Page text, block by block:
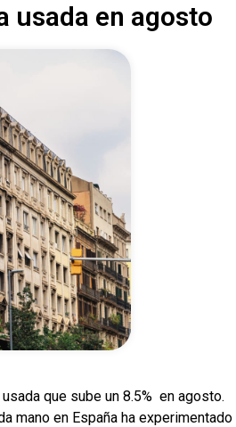
usada en agosto
que sube un 8.5% en agosto.
mano en España ha experimentado